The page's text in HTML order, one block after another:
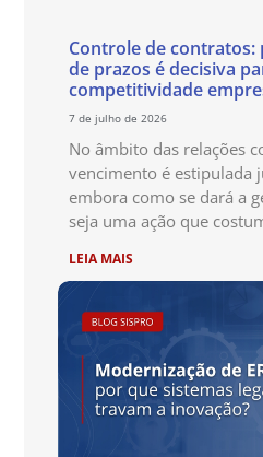
Controle de contratos:
de prazos é decisiva
competitividade
7 de julho de 2026
No âmbito das relações
vencimento é estipulada
embora como se dará a
seja uma ação que
LEIA MAIS